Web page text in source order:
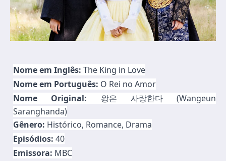
Nome em Inglês: The King in Love
Nome em Português: O Rei no Amor
Nome Original: 왕은 사랑한다 (Wangeun
Saranghanda)
Gênero: Histórico, Romance, Drama
Episódios: 40
Emissora: MBC